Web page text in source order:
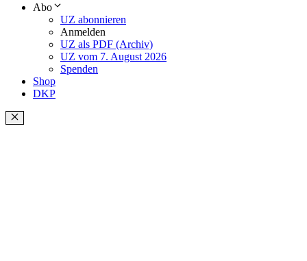
Abo
UZ abonnieren
Anmelden
UZ als PDF (Archiv)
UZ vom 7. August 2026
Spenden
Shop
DKP
Schließen